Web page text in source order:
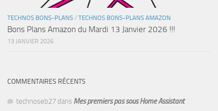
TECHNOS BONS-PLANS / TECHNOS BONS-PLANS AMAZON
Bons Plans Amazon du Mardi 13 Janvier 2026 !!!
13 JANVIER 2026
COMMENTAIRES RÉCENTS
technoseb27 dans Mes premiers pas sous Home Assistant